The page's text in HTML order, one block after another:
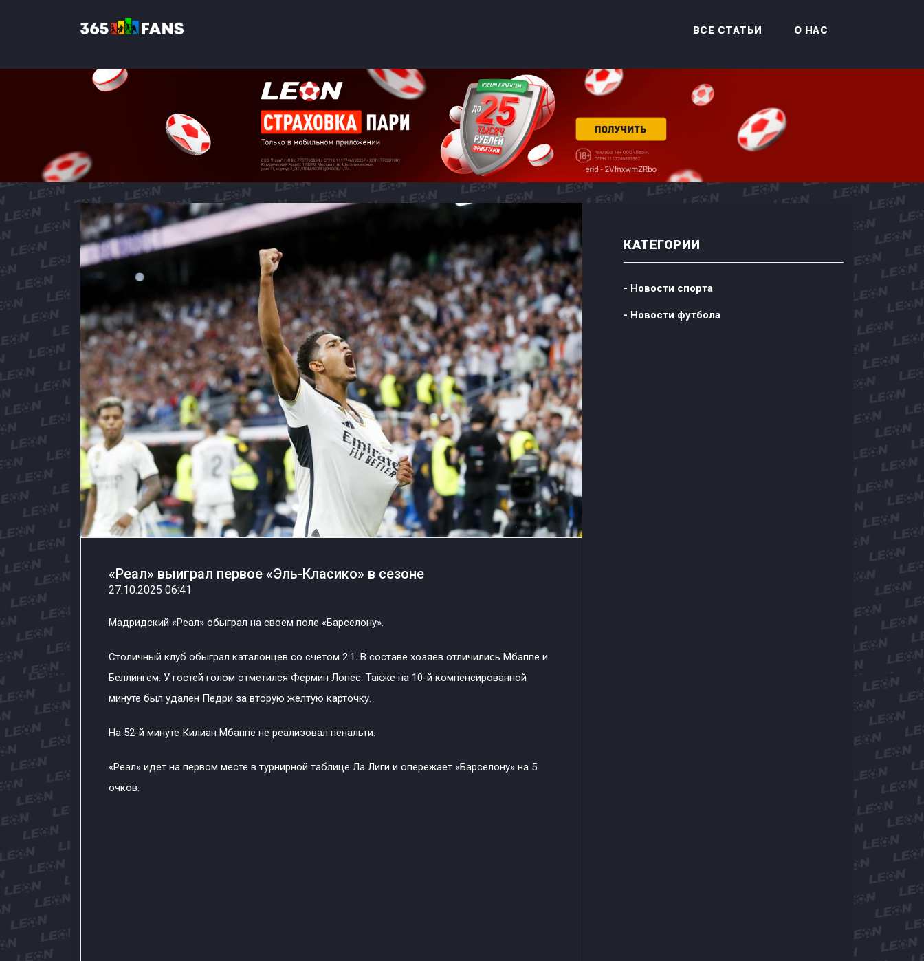
ВСЕ СТАТЬИ О НАС
«Реал» выиграл первое «Эль-Класико» в сезоне
27.10.2025 06:41
Мадридский «Реал» обыграл на своем поле «Барселону».
Столичный клуб обыграл каталонцев со счетом 2:1. В составе хозяев отличились Мбаппе и
Беллингем. У гостей голом отметился Фермин Лопес. Также на 10-й компенсированной
минуте был удален Педри за вторую желтую карточку.
На 52-й минуте Килиан Мбаппе не реализовал пенальти.
«Реал» идет на первом месте в турнирной таблице Ла Лиги и опережает «Барселону» на 5
очков.
КАТЕГОРИИ
- Новости спорта
- Новости футбола